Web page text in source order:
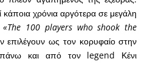
κάποια χρόνια αργότερα σε μεγάλη
«The 100 players who shook the
επιλέγουν ως τον κορυφαίο στην
και από τον legend Κένι